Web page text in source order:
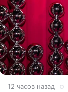
12 часов назад